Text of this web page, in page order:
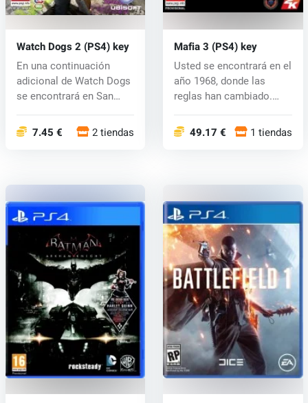
Watch Dogs 2 (PS4) key
En una continuación
adicional de Watch Dogs
se encontrará en San
7.45 € 2 tiendas
Mafia 3 (PS4) key
Usted se encontrará en el
año 1968, donde las
reglas han cambiado.
49.17 € 1 tiendas